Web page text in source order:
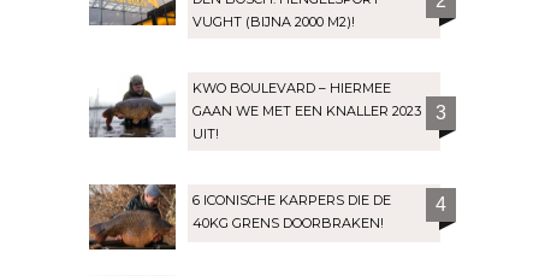
VUGHT (BIJNA 2000 M2)!
KWO BOULEVARD – HIERMEE
GAAN WE MET EEN KNALLER 2023
UIT!
3
6 ICONISCHE KARPERS DIE DE
40KG GRENS DOORBRAKEN!
4